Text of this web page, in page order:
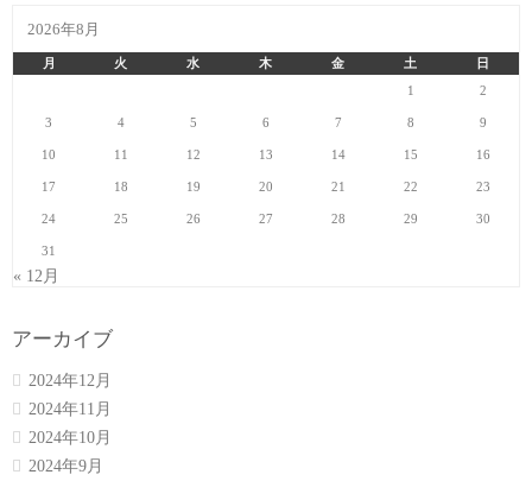
2026年8月
月 火 水 木 金 土
日
1
2
3 4 5 6 7 8 9
10 11 12 13 14 15 16
17 18 19 20 21 22 23
24 25 26 27 28 29 30
31
« 12月
アーカイブ
2024年12月
2024年11月
2024年10月
2024年9月